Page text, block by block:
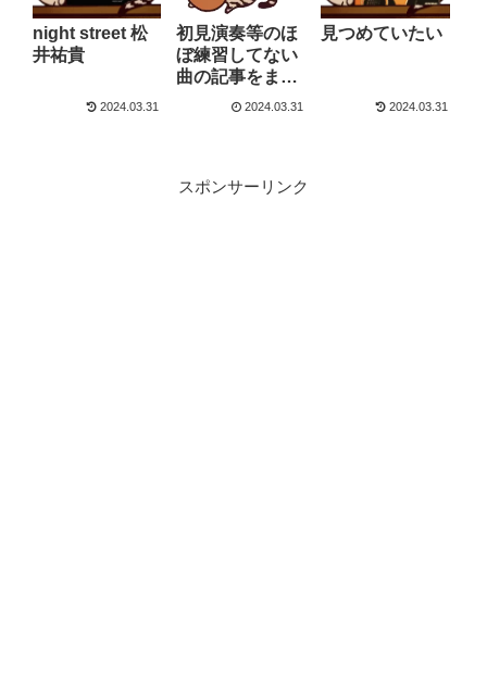
night street 松
井祐貴
2024.03.31
初見演奏等のほ
ぼ練習してない
曲の記事をまと
めました。2024.03.31
見つめていたい
2024.03.31
スポンサーリンク